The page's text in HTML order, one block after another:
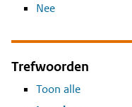
Nee
Trefwoorden
Toon alle